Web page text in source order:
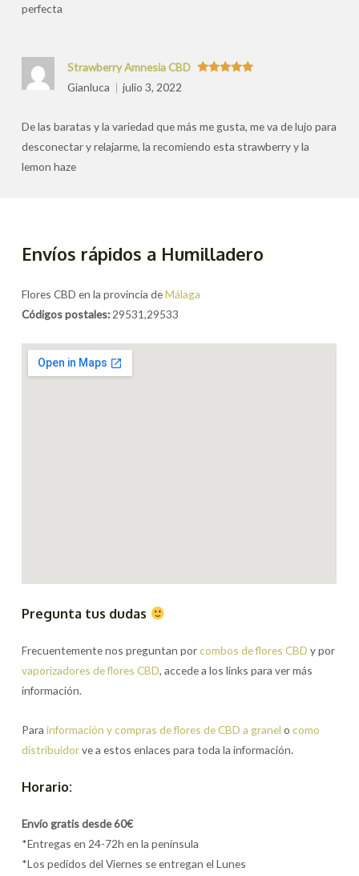
perfecta
Strawberry Amnesia CBD
Gianluca
julio 3, 2022
De las baratas y la variedad que más me gusta, me va de lujo para
desconectar y relajarme, la recomiendo esta strawberry y la
lemon haze
Envíos rápidos a Humilladero
Flores CBD en la provincia deMálaga
Códigos postales: 29531,29533
Pregunta tus dudas
Frecuentemente nos preguntan porcombos de flores CBD y por
vaporizadores de flores CBD, accede a los links para ver más
información.
Parainformación y compras de flores de CBD a granel ocomo
distribuidorve a estos enlaces para toda la información.
Horario:
Envío gratis desde 60€
*Entregas en 24-72h en la península
*Los pedidos del Viernes se entregan el Lunes